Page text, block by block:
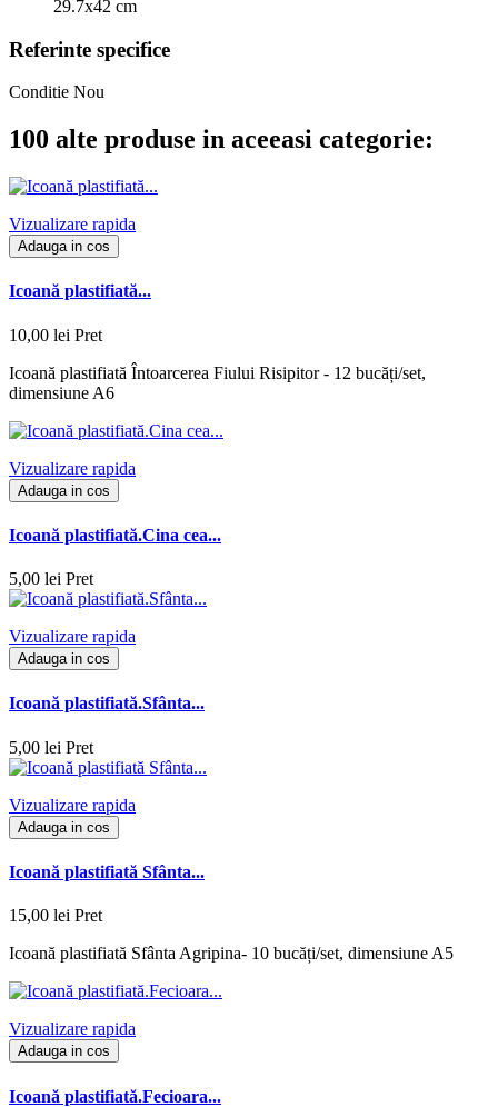
29.7x42 cm
Referinte specifice
Conditie Nou
100 alte produse in aceeasi categorie:
Vizualizare rapida
Adauga in cos
Icoană plastifiată...
10,00 lei Pret
Icoană plastifiată Întoarcerea Fiului Risipitor - 12 bucăți/set,
dimensiune A6
Vizualizare rapida
Adauga in cos
Icoană plastifiată.Cina cea...
5,00 lei Pret
Vizualizare rapida
Adauga in cos
Icoană plastifiată.Sfânta...
5,00 lei Pret
Vizualizare rapida
Adauga in cos
Icoană plastifiată Sfânta...
15,00 lei Pret
Icoană plastifiată Sfânta Agripina- 10 bucăți/set, dimensiune A5
Vizualizare rapida
Adauga in cos
Icoană plastifiată.Fecioara...